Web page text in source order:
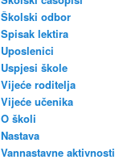
Školski odbor
Spisak lektira
Uposlenici
Uspjesi škole
Vijeće roditelja
Vijeće učenika
O školi
Nastava
Vannastavne aktivnosti